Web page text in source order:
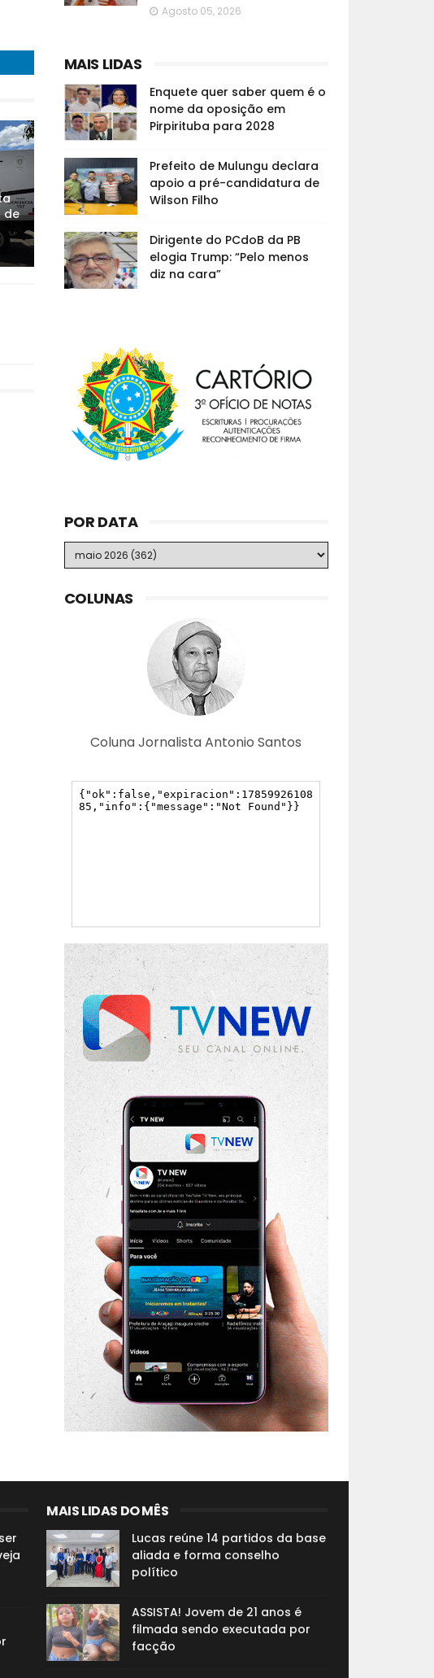
de
Agosto 05, 2026
MAIS LIDAS
Enquete quer saber quem é o
nome da oposição em
Pirpirituba para 2028
Prefeito de Mulungu declara
apoio a pré-candidatura de
Wilson Filho
Dirigente do PCdoB da PB
elogia Trump: “Pelo menos
diz na cara”
POR DATA
COLUNAS
Coluna Jornalista Antonio Santos
MAIS LIDAS DO MÊS
Lucas reúne 14 partidos da base
aliada e forma conselho
político
ASSISTA! Jovem de 21 anos é
filmada sendo executada por
facção